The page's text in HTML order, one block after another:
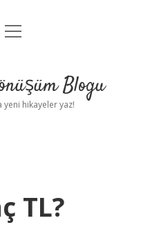
Uyarı
menüyü
Blogu
yeni hikayeler yaz!
TL?